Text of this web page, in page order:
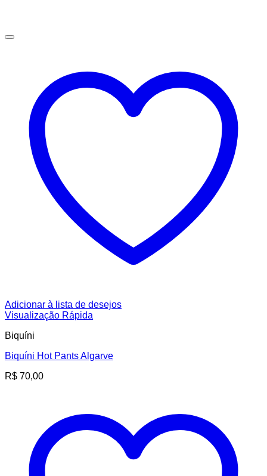
Adicionar à lista de desejos
Visualização Rápida
Biquíni
Biquíni Hot Pants Algarve
R$ 70,00